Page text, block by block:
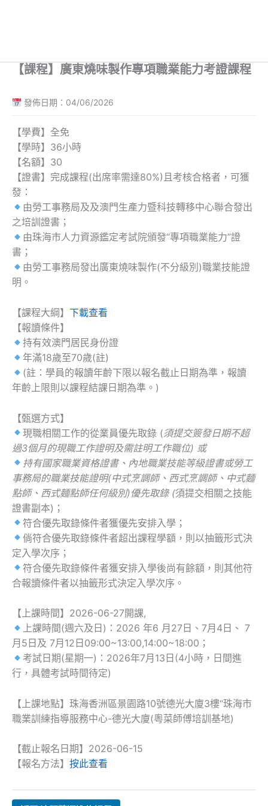
【課程】廣東燒味製作專項職業能力考證課程
發佈日期：04/06/2026
【學費】全免
【學時】36小時
【名額】30
【證書】完成課程(出席率需達80%)且考核合格者，可獲
發：
由勞工事務局及及澳門生產力暨科技轉移中心聯合發出
之培訓證書；
由珠海市人力資源鑑定考試院頒發“專項職業能力”證
書；
由勞工事務局發出廣東燒味製作(不分級別)職業技能證
明。
【課程大綱】 下載查看
【報讀條件】
持有效澳門居民身份證
年滿18歲至70歲(註)
(註：學員的報讀年齡下限以報名截止日期為準，報讀
年齡上限則以課程結課日期為準。)
【甄選方式】
現職相關工作的從業員優先取錄 (須提交簽發日期不超
過3個月的現職工作證明及需註明工作職位) 或
持有國家職業資格證書、內地職業技能等級證書或勞工
事務局的職業技能證明(中式烹調師、西式烹調師、中式麵
點師、西式麵點師任何級別)優先取錄 (須提交相關之技能
證書副本)；
符合優先取錄條件者獲優先安排入學；
倘符合優先取錄條件者超出課程學額，則以抽籤形式決
定入學次序；
符合優先取錄條件者獲安排入學後尚有餘額，則其他符
合報讀條件者以抽籤形式決定入學次序。
【上課時間】2026-06-27開課,
上課時間(週六及日)：2026 年6 月27日、7月4日、 7
月5日及 7月12日09:00~13:00,14:00~18:00；
考試日期(星期一)：2026年7月13日(4小時，日間進
行，具體考試時間待定)
【上課地點】珠海香洲區景園路10號德光大廈3樓“珠海市
職業訓練指導服務中心-德光大廈(粵菜師傅培訓基地)
【截止報名日期】2026-06-15
【報名方法】 按此查看